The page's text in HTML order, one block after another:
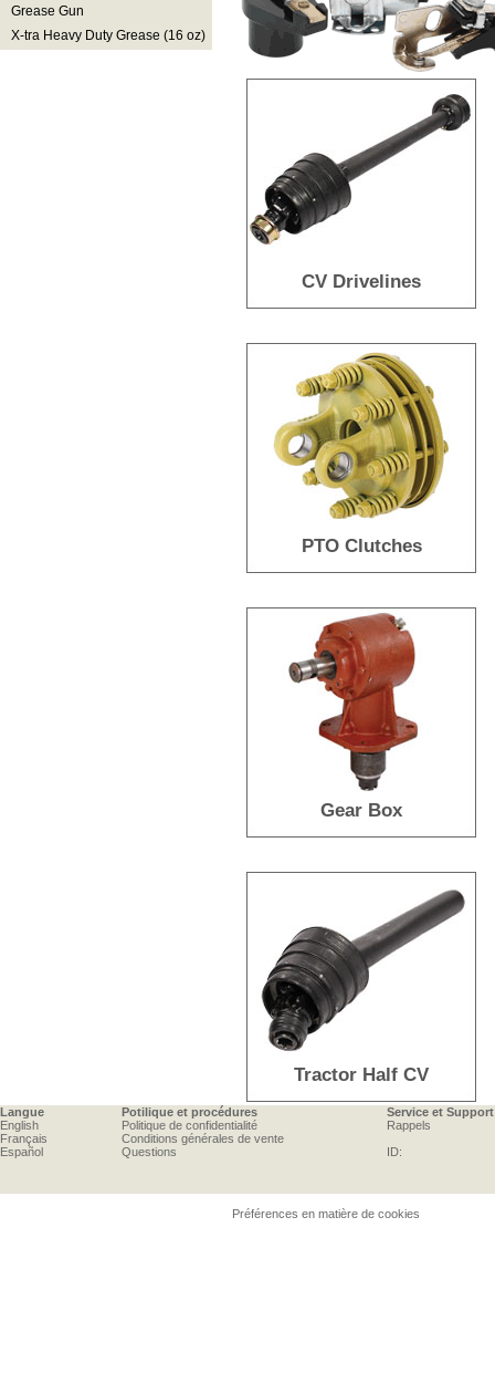
Grease Gun
X-tra Heavy Duty Grease (16 oz)
CV Drivelines
PTO Clutches
Gear Box
Tractor Half CV
Langue
English
Français
Español
Potilique et procédures
Politique de confidentialité
Conditions générales de vente
Questions
Service et Support
Rappels
ID:
Préférences en matière de cookies